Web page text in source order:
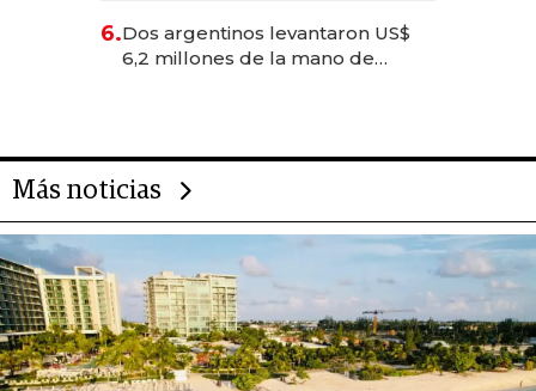
transformadoras
6.Dos argentinos levantaron US$
6,2 millones de la mano de
Más noticias